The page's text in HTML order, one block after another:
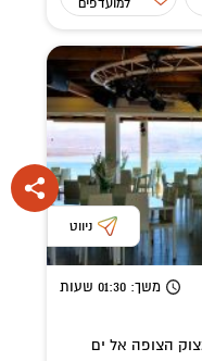
ניווט
משך: 01:30 שעות
הצופה אל ים